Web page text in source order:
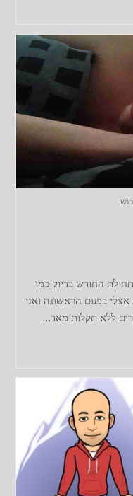
החודש בדיוק כמו
בפעם הראשונה ואני
ללא תקלות מאד…